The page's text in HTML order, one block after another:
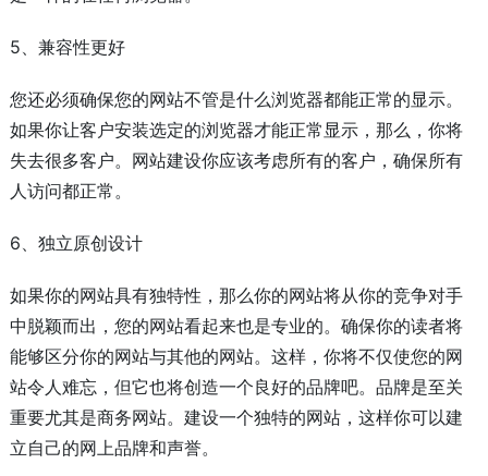
5、兼容性更好
您还必须确保您的网站不管是什么浏览器都能正常的显示。
如果你让客户安装选定的浏览器才能正常显示，那么，你将
失去很多客户。网站建设你应该考虑所有的客户，确保所有
人访问都正常。
6、独立原创设计
如果你的网站具有独特性，那么你的网站将从你的竞争对手
中脱颖而出，您的网站看起来也是专业的。确保你的读者将
能够区分你的网站与其他的网站。这样，你将不仅使您的网
站令人难忘，但它也将创造一个良好的品牌吧。品牌是至关
重要尤其是商务网站。建设一个独特的网站，这样你可以建
立自己的网上品牌和声誉。